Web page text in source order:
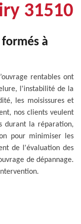
31510
à
rentables ont
l'instabilité de la
les moisissures et
nos clients veulent
durant la réparation,
pour minimiser les
de l'évaluation des
de dépannage.